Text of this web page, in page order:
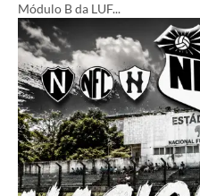
Módulo B da LUF...